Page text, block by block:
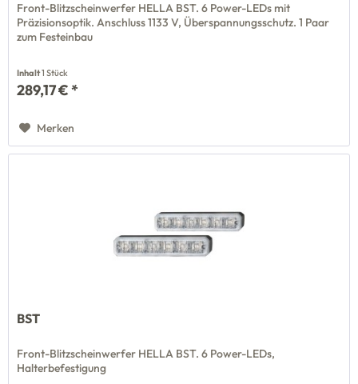
Front-Blitzscheinwerfer HELLA BST. 6 Power-LEDs mit
Präzisionsoptik. Anschluss 1133 V, Überspannungsschutz. 1 Paar
zum Festeinbau
Inhalt1 Stück
289,17 € *
Merken
BST
Front-Blitzscheinwerfer HELLA BST. 6 Power-LEDs,
Halterbefestigung